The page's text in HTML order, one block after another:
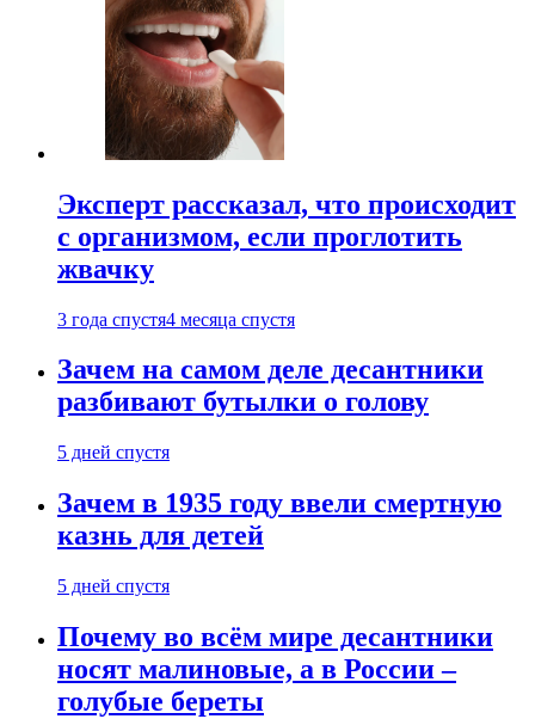
Эксперт рассказал, что происходит
с организмом, если проглотить
жвачку
3 года спустя4 месяца спустя
Зачем на самом деле десантники
разбивают бутылки о голову
5 дней спустя
Зачем в 1935 году ввели смертную
казнь для детей
5 дней спустя
Почему во всём мире десантники
носят малиновые, а в России –
голубые береты